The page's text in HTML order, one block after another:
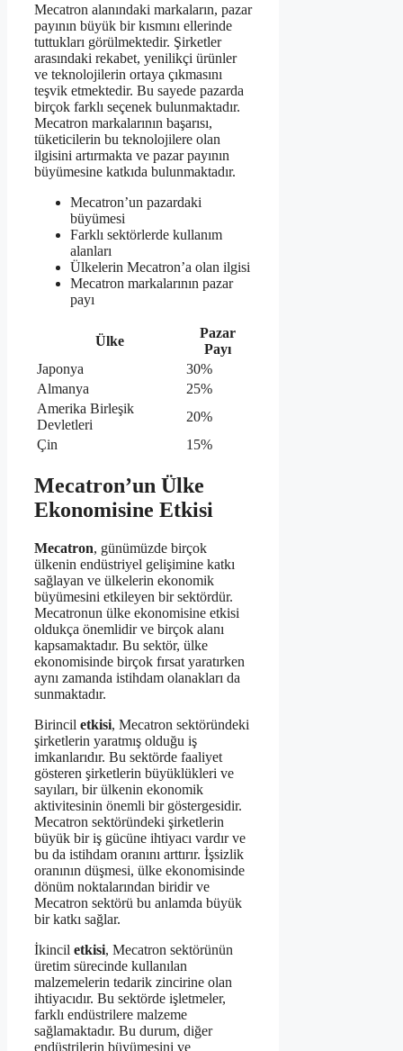
Mecatron alanındaki markaların, pazar
payının büyük bir kısmını ellerinde
tuttukları görülmektedir. Şirketler
arasındaki rekabet, yenilikçi ürünler
ve teknolojilerin ortaya çıkmasını
teşvik etmektedir. Bu sayede pazarda
birçok farklı seçenek bulunmaktadır.
Mecatron markalarının başarısı,
tüketicilerin bu teknolojilere olan
ilgisini artırmakta ve pazar payının
büyümesine katkıda bulunmaktadır.
Mecatron’un pazardaki
büyümesi
Farklı sektörlerde kullanım
alanları
Ülkelerin Mecatron’a olan ilgisi
Mecatron markalarının pazar
payı
Ülke
Pazar
Payı
Japonya
30%
Almanya
25%
Amerika Birleşik
Devletleri
20%
Çin
15%
Mecatron’un Ülke
Ekonomisine Etkisi
Mecatron, günümüzde birçok
ülkenin endüstriyel gelişimine katkı
sağlayan ve ülkelerin ekonomik
büyümesini etkileyen bir sektördür.
Mecatronun ülke ekonomisine etkisi
oldukça önemlidir ve birçok alanı
kapsamaktadır. Bu sektör, ülke
ekonomisinde birçok fırsat yaratırken
aynı zamanda istihdam olanakları da
sunmaktadır.
Birincil etkisi, Mecatron sektöründeki
şirketlerin yaratmış olduğu iş
imkanlarıdır. Bu sektörde faaliyet
gösteren şirketlerin büyüklükleri ve
sayıları, bir ülkenin ekonomik
aktivitesinin önemli bir göstergesidir.
Mecatron sektöründeki şirketlerin
büyük bir iş gücüne ihtiyacı vardır ve
bu da istihdam oranını arttırır. İşsizlik
oranının düşmesi, ülke ekonomisinde
dönüm noktalarından biridir ve
Mecatron sektörü bu anlamda büyük
bir katkı sağlar.
İkincil etkisi, Mecatron sektörünün
üretim sürecinde kullanılan
malzemelerin tedarik zincirine olan
ihtiyacıdır. Bu sektörde işletmeler,
farklı endüstrilere malzeme
sağlamaktadır. Bu durum, diğer
endüstrilerin büyümesini ve